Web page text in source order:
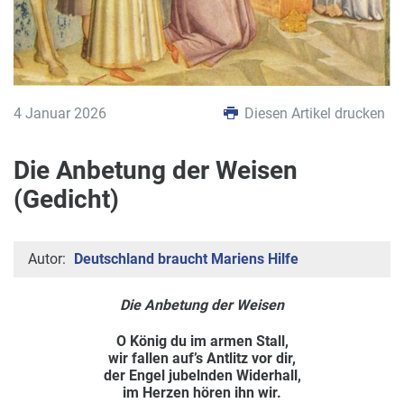
4 Januar 2026 Diesen Artikel drucken
Die Anbetung der Weisen
(Gedicht)
Autor: Deutschland braucht Mariens Hilfe
Die Anbetung der Weisen
O König du im armen Stall,
wir fallen auf’s Antlitz vor dir,
der Engel jubelnden Widerhall,
im Herzen hören ihn wir.